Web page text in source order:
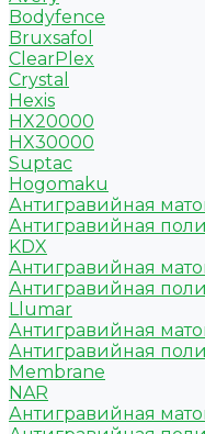
Bodyfence
Bruxsafol
ClearPlex
Crystal
Hexis
HX20000
HX30000
Suptac
Hogomaku
Антигравийная
Антигравийная
KDX
Антигравийная
Антигравийная
Llumar
Антигравийная
Антигравийная
Membrane
NAR
Антигравийная